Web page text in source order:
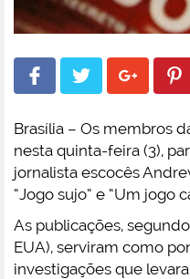
Brasília – Os membros
nesta quinta-feira (3),
jornalista escocês
“Jogo sujo” e “Um jogo
As publicações,
EUA), serviram como
investigações que